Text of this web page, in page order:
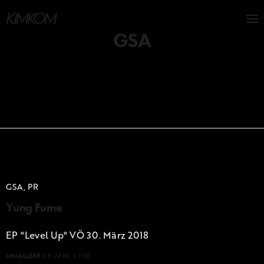
GSA
GSA, PR
Yung Fume
EP "Level Up" VÖ 30. März 2018
ANJAALBER ON APRIL 1, 2018